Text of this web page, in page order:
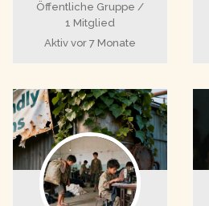
Öffentliche Gruppe /
1 Mitglied
Aktiv vor 7 Monate